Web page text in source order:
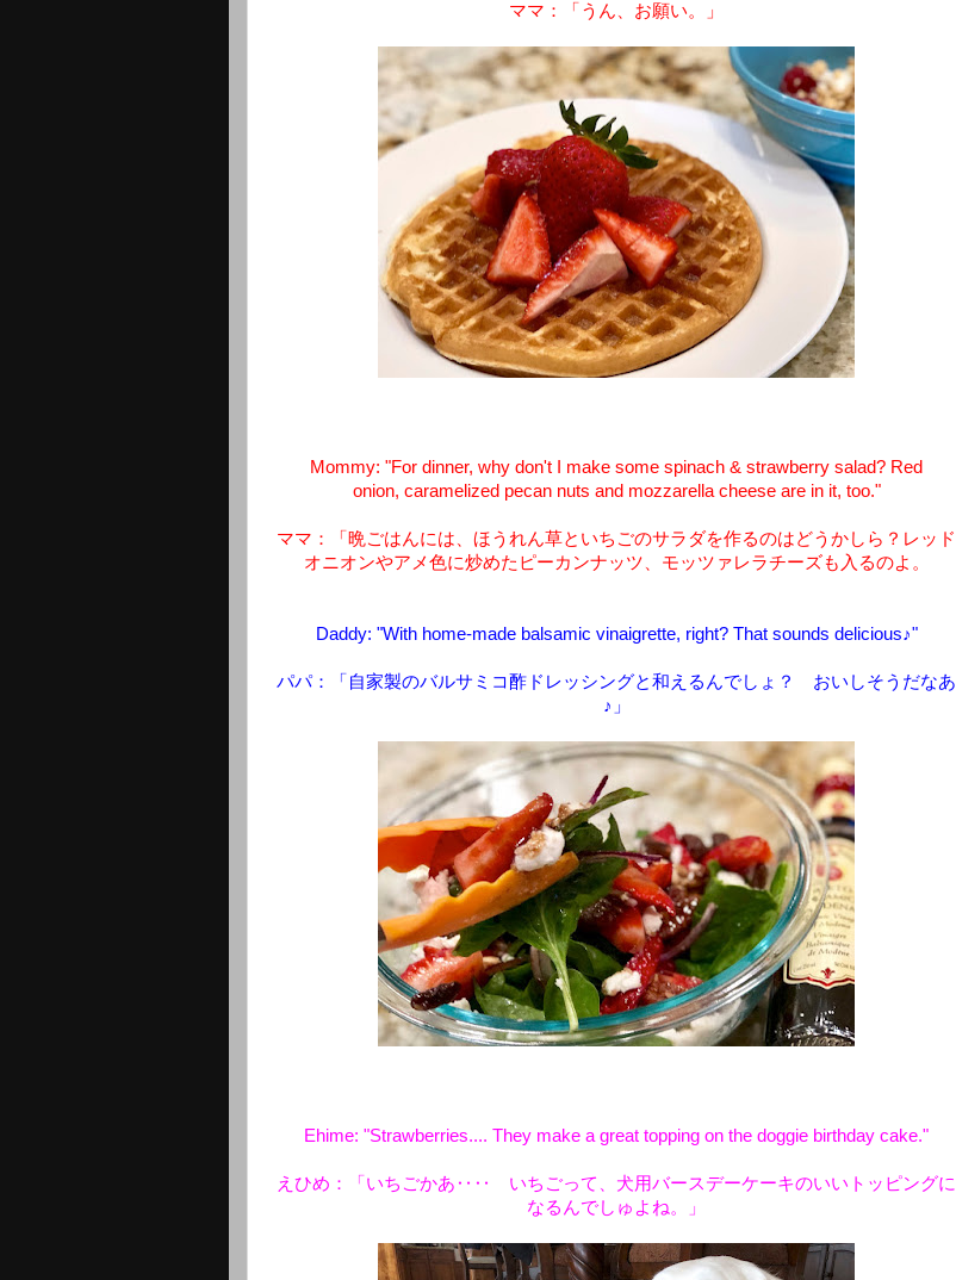
ママ：「うん、お願い。」
Mommy: "For dinner, why don't I make some spinach & strawberry salad? Red
onion, caramelized pecan nuts and mozzarella cheese are in it, too."
ママ：「晩ごはんには、ほうれん草といちごのサラダを作るのはどうかしら？レッド
オニオンやアメ色に炒めたピーカンナッツ、モッツァレラチーズも入るのよ。
Daddy: "With home-made balsamic vinaigrette, right? That sounds delicious♪"
パパ：「自家製のバルサミコ酢ドレッシングと和えるんでしょ？ おいしそうだなあ
♪」
Ehime: "Strawberries.... They make a great topping on the doggie birthday cake."
えひめ：「いちごかあ‥‥ いちごって、犬用バースデーケーキのいいトッピングに
なるんでしゅよね。」